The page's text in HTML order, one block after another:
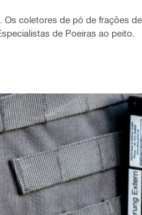
coletores de pó de frações
de Poeiras ao peito.